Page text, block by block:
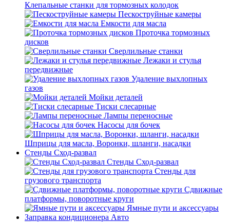
Клепальные станки для тормозных колодок
Пескоструйные камеры
Емкости для масла
Проточка тормозных
дисков
Сверлильные станки
Лежаки и стулья
передвижные
Удаление выхлопных
газов
Мойки деталей
Тиски слесарные
Лампы переносные
Насосы для бочек
Шприцы для масла, Воронки, шланги, насадки
Стенды Сход-развал
Стенды Сход-развал
Стенды для
грузового транспорта
Сдвижные
платформы, поворотные круги
Ямные пути и аксессуары
Заправка кондиционера Авто